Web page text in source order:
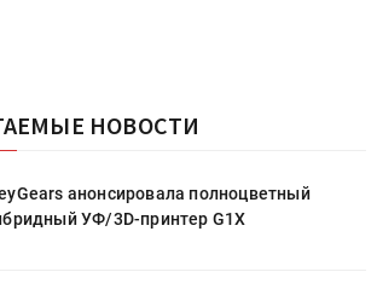
НОВОСТИ
анонсировала полноцветный
УФ/3D-принтер G1X